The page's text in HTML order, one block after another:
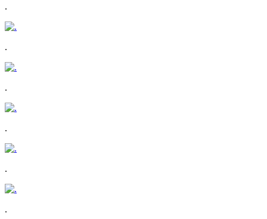
.
.
.
.
.
.